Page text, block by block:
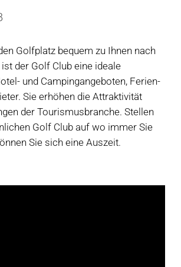
Golfplatz bequem zu Ihnen nach
der Golf Club eine ideale
und Campingangeboten, Ferien-
Sie erhöhen die Attraktivität
der Tourismusbranche. Stellen
Golf Club auf wo immer Sie
Sie sich eine Auszeit.